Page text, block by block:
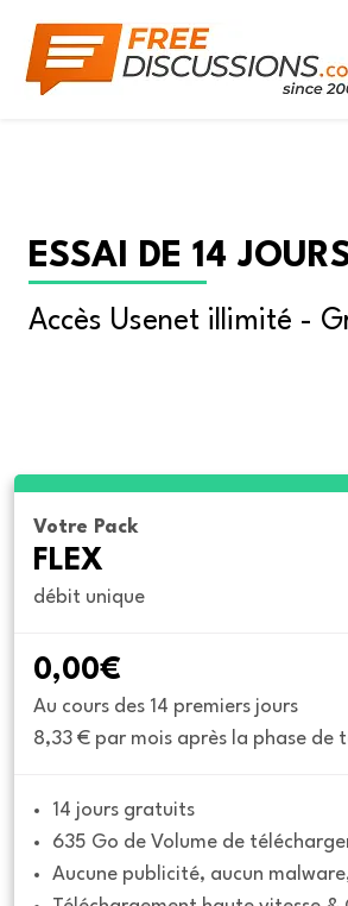
ESSAI DE 14
Accès Usenet illimité -
Votre Pack
FLEX
débit unique
0,00€
Au cours des 14 premiers jours
8,33 € par mois après la phase de
14 jours gratuits
635 Go de Volume de
Aucune publicité, aucun